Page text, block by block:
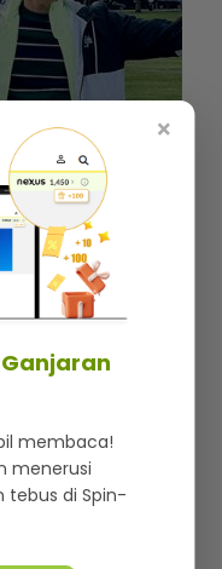
Luqman
pasangan
×
membaca!
menerusi
tebus di Spin-